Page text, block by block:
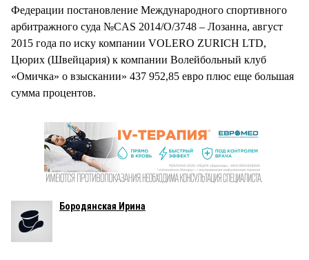
Федерации постановление Международного спортивного
арбитражного суда №CAS 2014/O/3748 – Лозанна, август
2015 года по иску компании VOLERO ZURICH LTD,
Цюрих (Швейцария) к компании Волейбольный клуб
«Омичка» о взыскании» 437 952,85 евро плюс еще большая
сумма процентов.
Бородянская Ирина